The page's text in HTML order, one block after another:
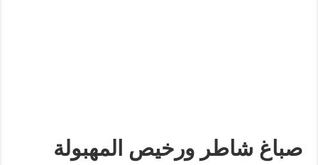
صباغ شاطر ورخيص المهبولة